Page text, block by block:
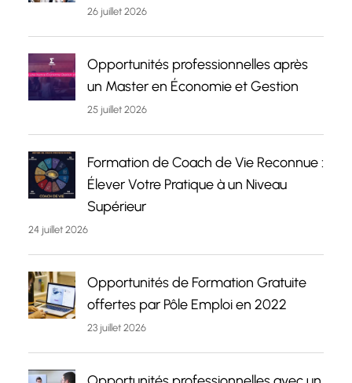
26 juillet 2026
Opportunités professionnelles après
un Master en Économie et Gestion
25 juillet 2026
Formation de Coach de Vie Reconnue :
Élever Votre Pratique à un Niveau
Supérieur
24 juillet 2026
Opportunités de Formation Gratuite
offertes par Pôle Emploi en 2022
23 juillet 2026